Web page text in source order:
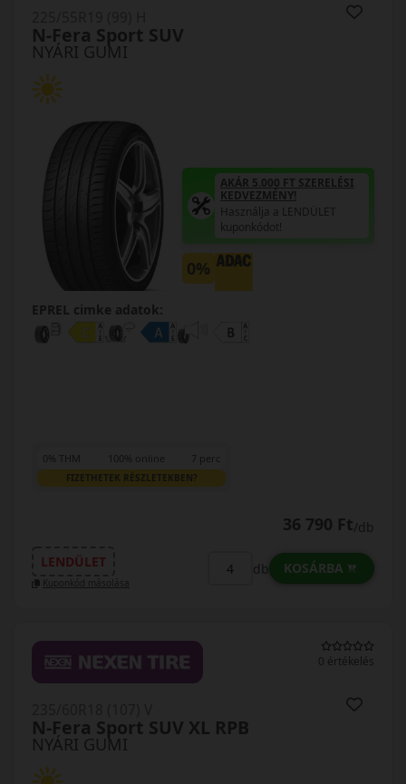
NYÁRI GUMI
N-Fera Sport SUV
AKÁR 5.000 FT SZERELÉSI
KEDVEZMÉNY!
Használja a LENDÜLET
kuponkódot!
0%
EPREL cimke adatok:
0% THM 100% online 7 perc
FIZETHETEK RÉSZLETEKBEN?
36 790 Ft/db
LENDÜLET
Kuponkód másolása
db KOSÁRBA
0 értékelés
NYÁRI GUMI
N-Fera Sport SUV XL RPB